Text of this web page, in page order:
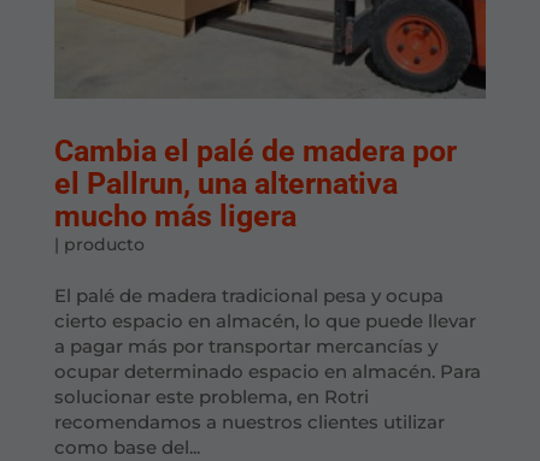
Cambia el palé de madera por
el Pallrun, una alternativa
mucho más ligera
| producto
El palé de madera tradicional pesa y ocupa
cierto espacio en almacén, lo que puede llevar
a pagar más por transportar mercancías y
ocupar determinado espacio en almacén. Para
solucionar este problema, en Rotri
recomendamos a nuestros clientes utilizar
como base del...